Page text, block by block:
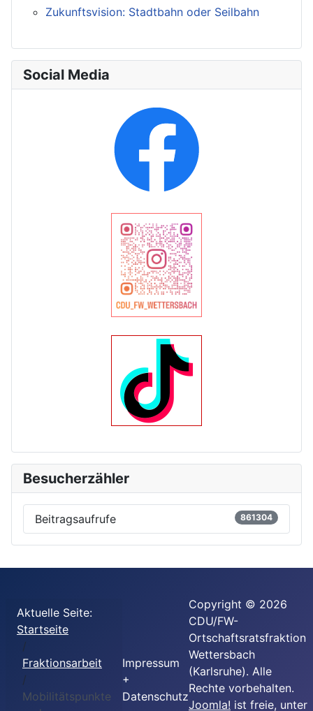
Zukunftsvision: Stadtbahn oder Seilbahn
Social Media
Besucherzähler
Beitragsaufrufe 861304
Aktuelle Seite:
Startseite
Fraktionsarbeit
Mobilitätspunkte
Impressum
+
Datenschutz
Copyright © 2026
CDU/FW-
Ortschaftsratsfraktion
Wettersbach
(Karlsruhe). Alle
Rechte vorbehalten.
Joomla! ist freie, unter